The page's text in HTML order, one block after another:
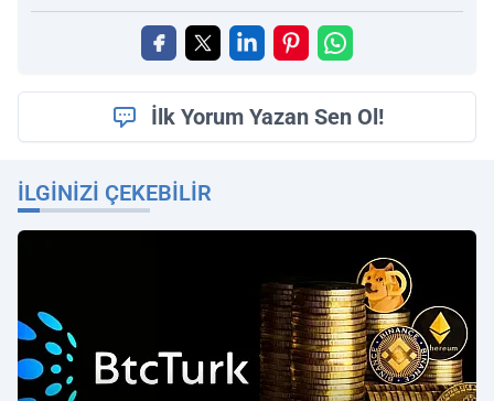
İlk Yorum Yazan Sen Ol!
İLGINIZI ÇEKEBILIR